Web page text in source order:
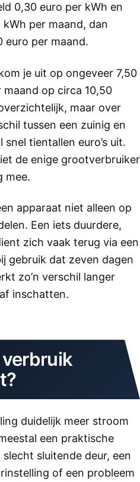
0,30 euro per kWh en
per maand, dan
euro per maand.
je uit op ongeveer 7,50
op circa 10,50
maar over
tussen een zuinig en
tientallen euro’s uit.
de enige grootverbruiker
mee.
apparaat niet alleen op
Een iets duurdere,
zich vaak terug via een
gebruik dat zeven dagen
zo’n verschil langer
inschatten.
duidelijk meer stroom
een praktische
sluitende deur, een
of een probleem